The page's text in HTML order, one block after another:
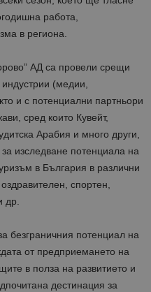
работа,
в региона.
АД са провели срещи
(медии,
и с потенциални партньори
сред които Кувейт,
Арабия и много други,
изследване потенциала на
в България в различни
спортен,
др.
безграничния потенциал на
от предприемането на
в полза на развитието и
дестинация за